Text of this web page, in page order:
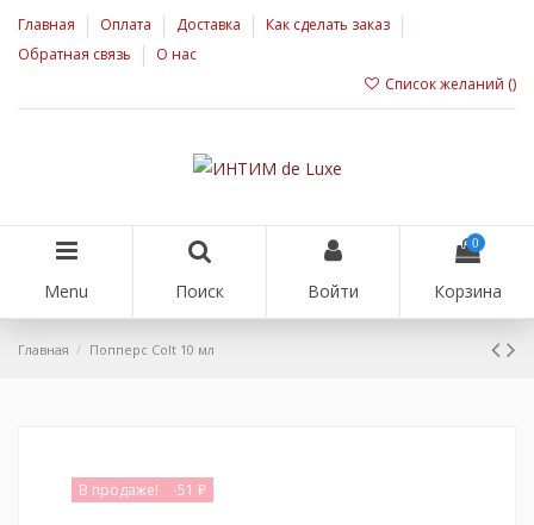
Главная Оплата Доставка
Как сделать заказ
Обратная связь
О нас
Список желаний ()
Menu Поиск Войти
0
Корзина
Главная Попперс Colt 10 мл
В продаже! -51 ₽